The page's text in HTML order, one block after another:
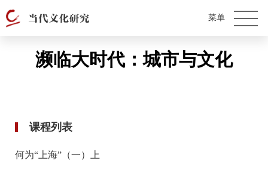
濒临大时代：城市与文化
课程列表
何为“上海”（一）上